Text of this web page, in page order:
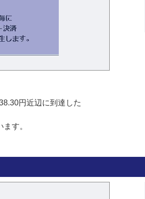
円近辺に到達した
す。